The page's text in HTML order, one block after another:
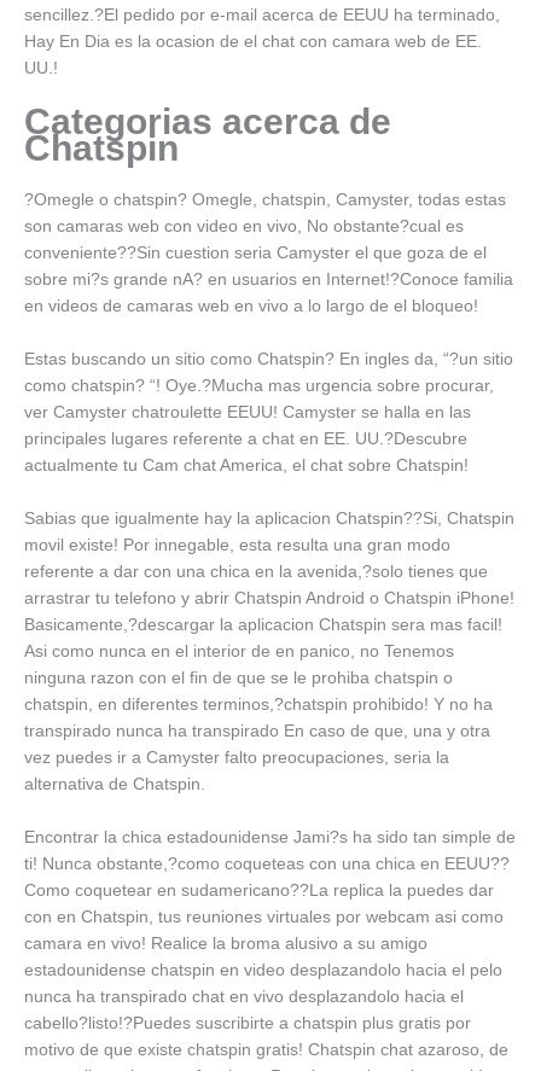
sencillez.?El pedido por e-mail acerca de EEUU ha terminado,
Hay En Dia es la ocasion de el chat con camara web de EE.
UU.!
Categorias acerca de
Chatspin
?Omegle o chatspin? Omegle, chatspin, Camyster, todas estas
son camaras web con video en vivo, No obstante?cual es
conveniente??Sin cuestion seri­a Camyster el que goza de el
sobre mi?s grande nA? en usuarios en Internet!?Conoce familia
en videos de camaras web en vivo a lo largo de el bloqueo!
Estas buscando un sitio como Chatspin? En ingles da, “?un sitio
como chatspin? “! Oye.?Mucha mas urgencia sobre procurar,
ver Camyster chatroulette EEUU! Camyster se halla en las
principales lugares referente a chat en EE. UU.?Descubre
actualmente tu Cam chat America, el chat sobre Chatspin!
Sabias que igualmente hay la aplicacion Chatspin??Si, Chatspin
movil existe! Por innegable, esta resulta una gran modo
referente a dar con una chica en la avenida,?solo tienes que
arrastrar tu telefono y abrir Chatspin Android o Chatspin iPhone!
Basicamente,?descargar la aplicacion Chatspin sera mas facil!
Asi­ como nunca en el interior de en panico, no Tenemos
ninguna razon con el fin de que se le prohiba chatspin o
chatspin, en diferentes terminos,?chatspin prohibido! Y no ha
transpirado nunca ha transpirado En caso de que, una y otra
vez puedes ir a Camyster falto preocupaciones, seri­a la
alternativa de Chatspin.
Encontrar la chica estadounidense Jami?s ha sido tan simple de
ti! Nunca obstante,?como coqueteas con una chica en EEUU??
Como coquetear en sudamericano??La replica la puedes dar
con en Chatspin, tus reuniones virtuales por webcam asi­ como
camara en vivo! Realice la broma alusivo a su amigo
estadounidense chatspin en video desplazandolo hacia el pelo
nunca ha transpirado chat en vivo desplazandolo hacia el
cabello?listo!?Puedes suscribirte a chatspin plus gratis por
motivo de que existe chatspin gratis! Chatspin chat azaroso, de